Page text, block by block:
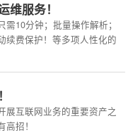
维服务！
10分钟；批量操作解析；
续费保护！等多项人性化的
展互联网业务的重要资产之
招！